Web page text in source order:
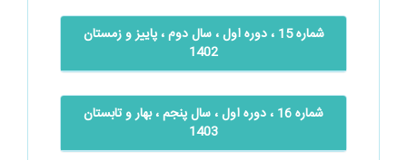
شماره 15 ، دوره اول ، سال دوم ، پاییز و زمستان
1402
شماره 16 ، دوره اول ، سال پنجم ، بهار و تابستان
1403